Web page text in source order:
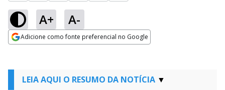
A+ A-
Adicione como fonte preferencial no Google
LEIA AQUI O RESUMO DA NOTÍCIA